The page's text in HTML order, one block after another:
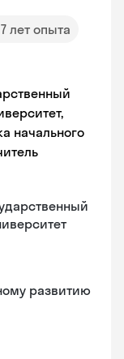
7 лет опыта
начального
развитию